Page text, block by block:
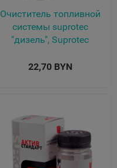
Очиститель топливной
системы suprotec
"дизель", Suprotec
22,70 BYN